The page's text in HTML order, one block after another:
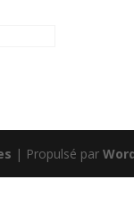
| Propulsé par